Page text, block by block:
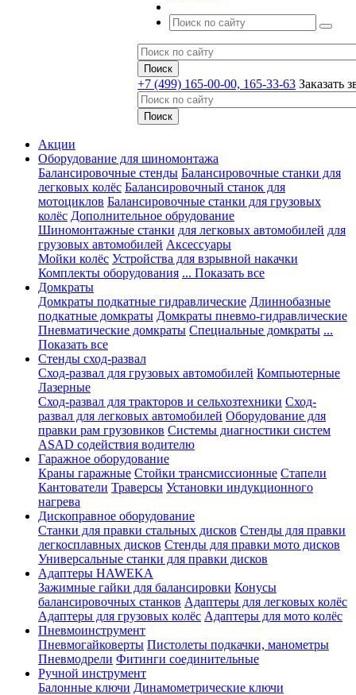
+7 (499) 165-00-00, 165-33-63 Заказать
Акции
Оборудование для шиномонтажа
Балансировочные стенды Балансировочные станки для
легковых колёс Балансировочный станок для
мотоциклов Балансировочные станки для грузовых
колёс Дополнительное обрудование
Шиномонтажные станки для легковых автомобилей для
грузовых автомобилей Аксессуары
Мойки колёс Устройства для взрывной накачки
Комплекты оборудования ... Показать все
Домкраты
Домкраты подкатные гидравлические Длиннобазные
подкатные домкраты Домкраты пневмо-гидравлические
Пневматические домкраты Специальные домкраты ...
Показать все
Стенды сход-развал
Сход-развал для грузовых автомобилей Компьютерные
Лазерные
Сход-развал для тракторов и сельхозтехники Сход-
развал для легковых автомобилей Оборудование для
правки рам грузовиков Системы диагностики систем
ASAD содействия водителю
Гаражное оборудование
Краны гаражные Стойки трансмиссионные Стапели
Кантователи Траверсы Установки индукционного
нагрева
Дископравное оборудование
Станки для правки стальных дисков Стенды для правки
легкосплавных дисков Стенды для правки мото дисков
Универсальные станки для правки дисков
Адаптеры HAWEKA
Зажимные гайки для балансировки Конусы
балансировочных станков Адаптеры для легковых колёс
Адаптеры для грузовых колёс Адаптеры для мото колёс
Пневмоинструмент
Пневмогайковерты Пистолеты подкачки, манометры
Пневмодрели Фитинги соединительные
Ручной инструмент
Балонные ключи Динамометрические ключи